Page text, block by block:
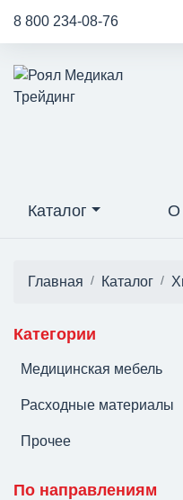
8 800 234-08-76
Каталог О
Главная Каталог
Категории
Медицинская мебель
Расходные материалы
Прочее
По направлениям